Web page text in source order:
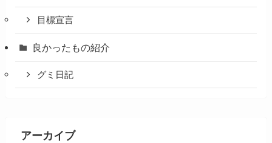
目標宣言
良かったもの紹介
グミ日記
アーカイブ